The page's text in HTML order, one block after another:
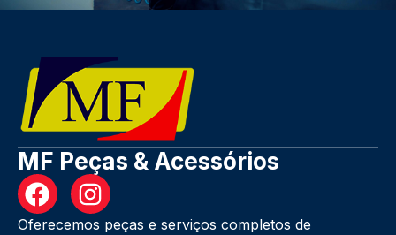
MF Peças & Acessórios
Oferecemos peças e serviços completos de